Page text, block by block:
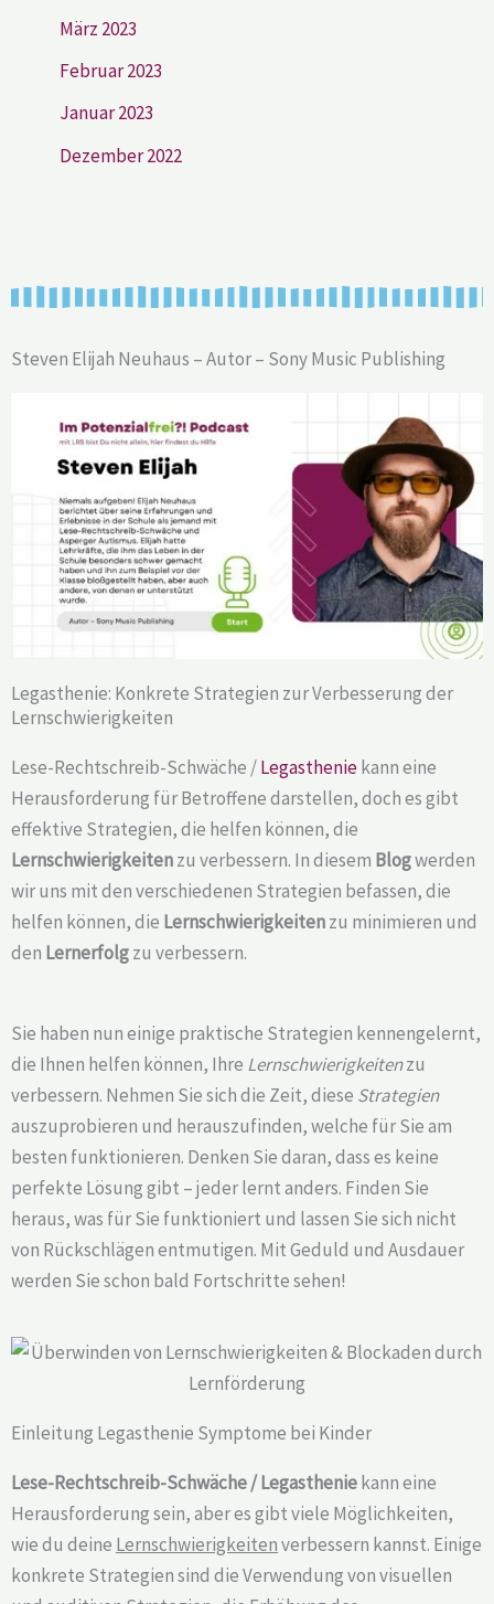
März 2023
Februar 2023
Januar 2023
Dezember 2022
Steven Elijah Neuhaus – Autor – Sony Music Publishing
Legasthenie: Konkrete Strategien zur Verbesserung der
Lernschwierigkeiten
Lese-Rechtschreib-Schwäche /Legastheniekann eine
Herausforderung für Betroffene darstellen, doch es gibt
effektive Strategien, die helfen können, die
Lernschwierigkeitenzu verbessern. In diesem Blogwerden
wir uns mit den verschiedenen Strategien befassen, die
helfen können, die Lernschwierigkeitenzu minimieren und
den Lernerfolgzu verbessern.
Sie haben nun einige praktische Strategien kennengelernt,
die Ihnen helfen können, Ihre Lernschwierigkeitenzu
verbessern. Nehmen Sie sich die Zeit, diese Strategien
auszuprobieren und herauszufinden, welche für Sie am
besten funktionieren. Denken Sie daran, dass es keine
perfekte Lösung gibt – jeder lernt anders. Finden Sie
heraus, was für Sie funktioniert und lassen Sie sich nicht
von Rückschlägen entmutigen. Mit Geduld und Ausdauer
werden Sie schon bald Fortschritte sehen!
Einleitung Legasthenie Symptome bei Kinder
Lese-Rechtschreib-Schwäche / Legastheniekann eine
Herausforderung sein, aber es gibt viele Möglichkeiten,
wie du deine Lernschwierigkeitenverbessern kannst. Einige
konkrete Strategien sind die Verwendung von visuellen